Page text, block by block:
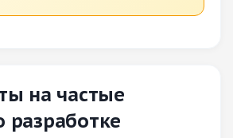
на частые
разработке